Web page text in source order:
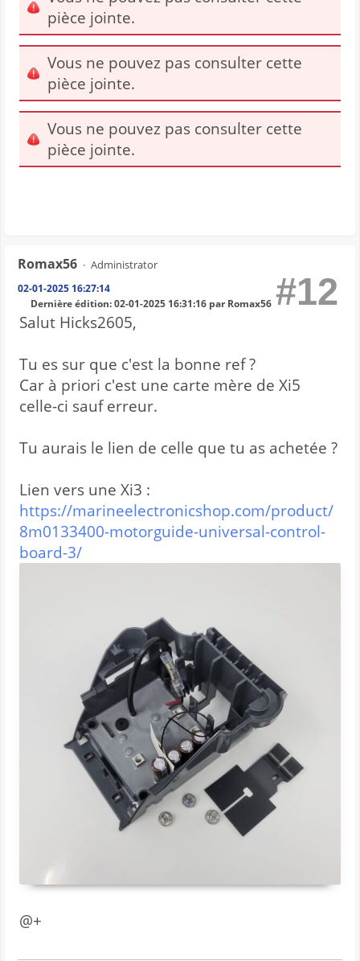
pièce jointe.
Vous ne pouvez pas consulter cette
pièce jointe.
Vous ne pouvez pas consulter cette
pièce jointe.
Romax56 Administrator
02-01-2025 16:27:14 #12
Dernière édition: 02-01-2025 16:31:16 par Romax56
Salut Hicks2605,
Tu es sur que c'est la bonne ref ?
Car à priori c'est une carte mère de Xi5
celle-ci sauf erreur.
Tu aurais le lien de celle que tu as achetée ?
Lien vers une Xi3 :
https://marineelectronicshop.com/product/
8m0133400-motorguide-universal-control-
board-3/
@+